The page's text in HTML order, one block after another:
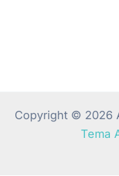
Copyright © 2026
Tema